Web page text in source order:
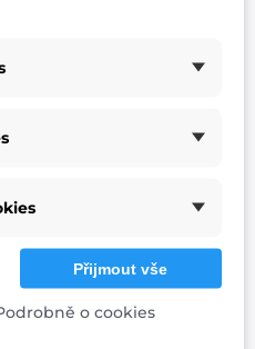
za lepší spánek a boje
matrací
Zdravotní
matrace
Přijmout vše
o cookies